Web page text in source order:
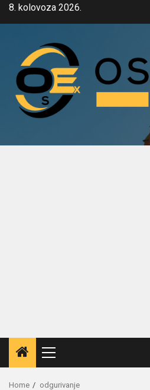
Skip8. kolovoza 2026.
Primary
Menu
Home odgurivanje